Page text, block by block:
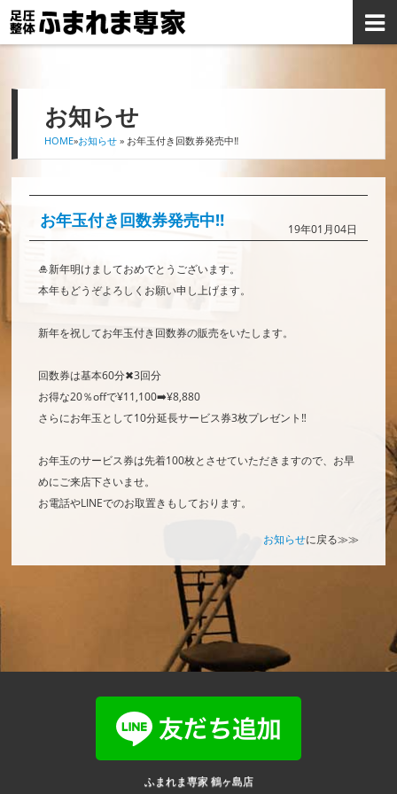
お知らせ
HOME»お知らせ » お年玉付き回数券発売中‼️
お年玉付き回数券発売中‼️ 19年01月04日
🎍新年明けましておめでとうございます。
本年もどうぞよろしくお願い申し上げます。
新年を祝してお年玉付き回数券の販売をいたします。
回数券は基本60分✖︎3回分
お得な20％offで¥11,100➡️¥8,880
さらにお年玉として10分延長サービス券3枚プレゼント‼️
お年玉のサービス券は先着100枚とさせていただきますので、お早
めにご来店下さいませ。
お電話やLINEでのお取置きもしております。
お知らせに戻る≫≫
ふまれま専家 鶴ヶ島店